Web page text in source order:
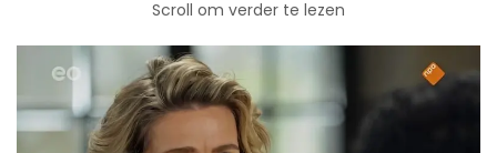
Scroll om verder te lezen